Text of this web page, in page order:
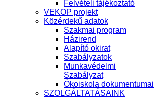
Felvételi tájékoztató
VEKOP projekt
Közérdekű adatok
Szakmai program
Házirend
Alapító okirat
Szabályzatok
Munkavédelmi
Szabályzat
Ökoiskola dokumentumai
SZOLGÁLTATÁSAINK